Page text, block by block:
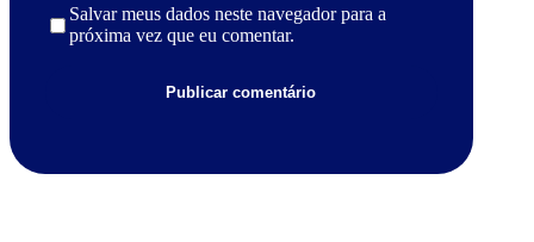
Salvar meus dados neste navegador para a
próxima vez que eu comentar.